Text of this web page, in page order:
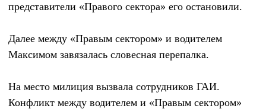
представители «Правого сектора» его остановили.
Далее между «Правым сектором» и водителем
Максимом завязалась словесная перепалка.
На место милиция вызвала сотрудников ГАИ.
Конфликт между водителем и «Правым сектором»